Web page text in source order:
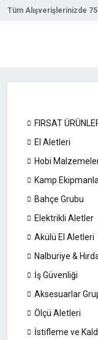
Tüm Alışverişlerinizde
FIRSAT
El Aletleri
Hobi
Kamp
Bahçe Grubu
Elektrikli Aletler
Akülü El Aletleri
Nalburiye &
İş Güvenliği
Aksesuarlar
Ölçü Aletleri
İstifleme ve